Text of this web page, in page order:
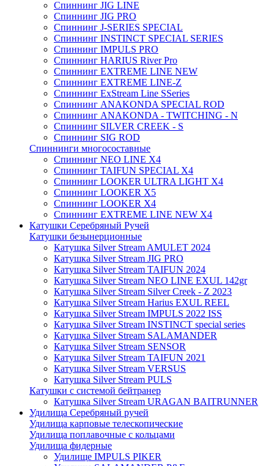
Спиннинг JIG LINE
Спиннинг JIG PRO
Спиннинг J-SERIES SPECIAL
Спиннинг INSTINCT SPECIAL SERIES
Спиннинг IMPULS PRO
Спиннинг HARIUS River Pro
Спиннинг EXTREME LINE NEW
Спиннинг EXTREME LINE-Z
Спиннинг ExStream Line SSeries
Спиннинг ANAKONDA SPECIAL ROD
Спиннинг ANAKONDA - TWITCHING - N
Спиннинг SILVER CREEK - S
Спиннинг SIG ROD
Спиннинги многосоставные
Спиннинг NEO LINE X4
Спиннинг TAIFUN SPECIAL X4
Спиннинг LOOKER ULTRA LIGHT X4
Спиннинг LOOKER X5
Спиннинг LOOKER X4
Спиннинг EXTREME LINE NEW X4
Катушки Серебряный Ручей
Катушки безынерционные
Катушка Silver Stream AMULET 2024
Катушка Silver Stream JIG PRO
Катушка Silver Stream TAIFUN 2024
Катушка Silver Stream NEO LINE EXUL 142gr
Катушка Silver Stream Silver Creek - Z 2023
Катушка Silver Stream Harius EXUL REEL
Катушка Silver Stream IMPULS 2022 ISS
Катушка Silver Stream INSTINCT special series
Катушка Silver Stream SALAMANDER
Катушка Silver Stream SENSOR
Катушка Silver Stream TAIFUN 2021
Катушка Silver Stream VERSUS
Катушка Silver Stream PULS
Катушки с системой бейтранер
Катушка Silver Stream URAGAN BAITRUNNER
Удилища Серебряный ручей
Удилища карповые телескопические
Удилища поплавочные с кольцами
Удилища фидерные
Удилище IMPULS PIKER